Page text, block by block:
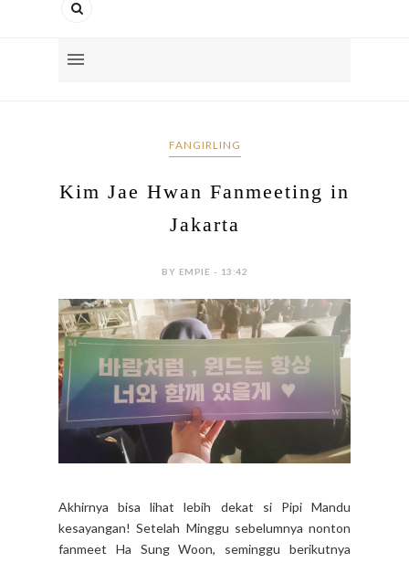
FANGIRLING
Kim Jae Hwan Fanmeeting in
Jakarta
BY EMPIE - 13:42
Akhirnya bisa lihat lebih dekat si Pipi Mandu
kesayangan! Setelah Minggu sebelumnya nonton
fanmeet Ha Sung Woon, seminggu berikutnya